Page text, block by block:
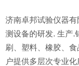
济南卓邦试验仪器
测设备的研发. 生产.
刷、塑料、橡胶、
户提供多层次专业